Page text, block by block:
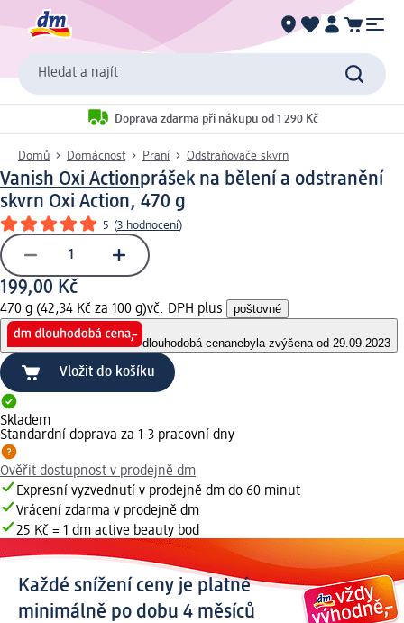
Hledat a najít
Doprava zdarma při nákupu od 1 290 Kč
Domů Domácnost Praní Odstraňovače skvrn
Vanish Oxi Actionprášek na bělení a odstranění
skvrn Oxi Action, 470 g
5 (3 hodnocení)
199,00 Kč
470 g (42,34 Kč za 100 g)vč. DPH plus poštovné
dlouhodobá cenanebyla zvýšena od 29.09.2023
Vložit do košíku
Skladem
Standardní doprava za 1-3 pracovní dny
Ověřit dostupnost v prodejně dm
Expresní vyzvednutí v prodejně dm do 60 minut
Vrácení zdarma v prodejně dm
25 Kč = 1 dm active beauty bod
Každé snížení ceny je platné
minimálně po dobu 4 měsíců